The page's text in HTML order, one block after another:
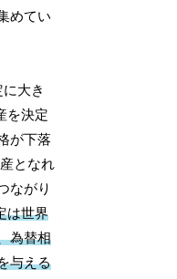
めてい
大き
を決定
が下落
となれ
ながり
は世界
為替相
与える